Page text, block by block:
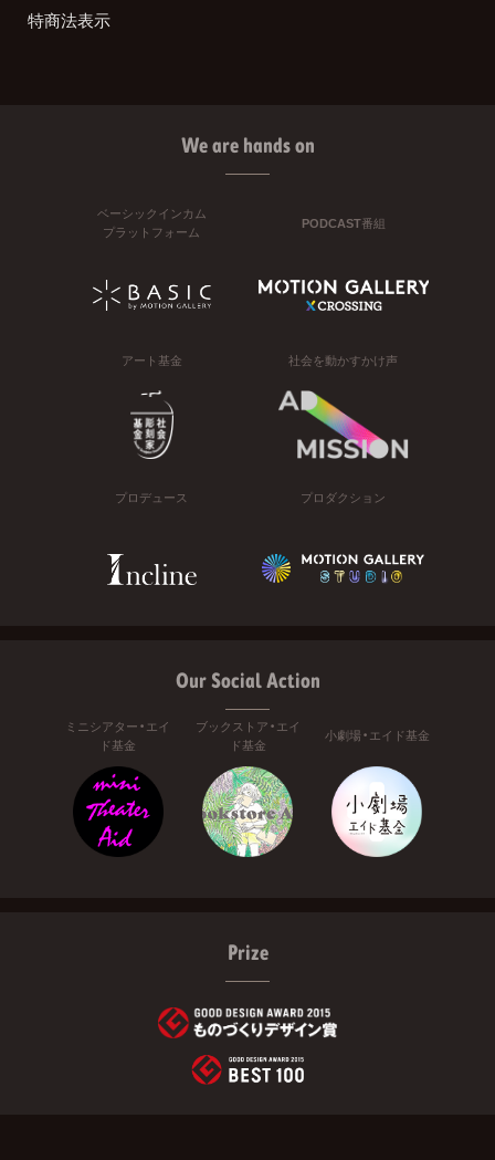
特商法表示
We are hands on
ベーシックインカム
プラットフォーム
PODCAST番組
アート基金 社会を動かすかけ声
プロデュース プロダクション
Our Social Action
ミニシアター・エイ
ド基金
ブックストア・エイ
ド基金
小劇場・エイド基金
Prize